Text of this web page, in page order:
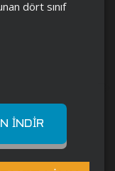
dört sınıf
İNDIR